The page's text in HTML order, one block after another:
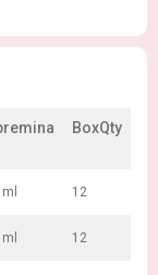
BoxQty
12
12